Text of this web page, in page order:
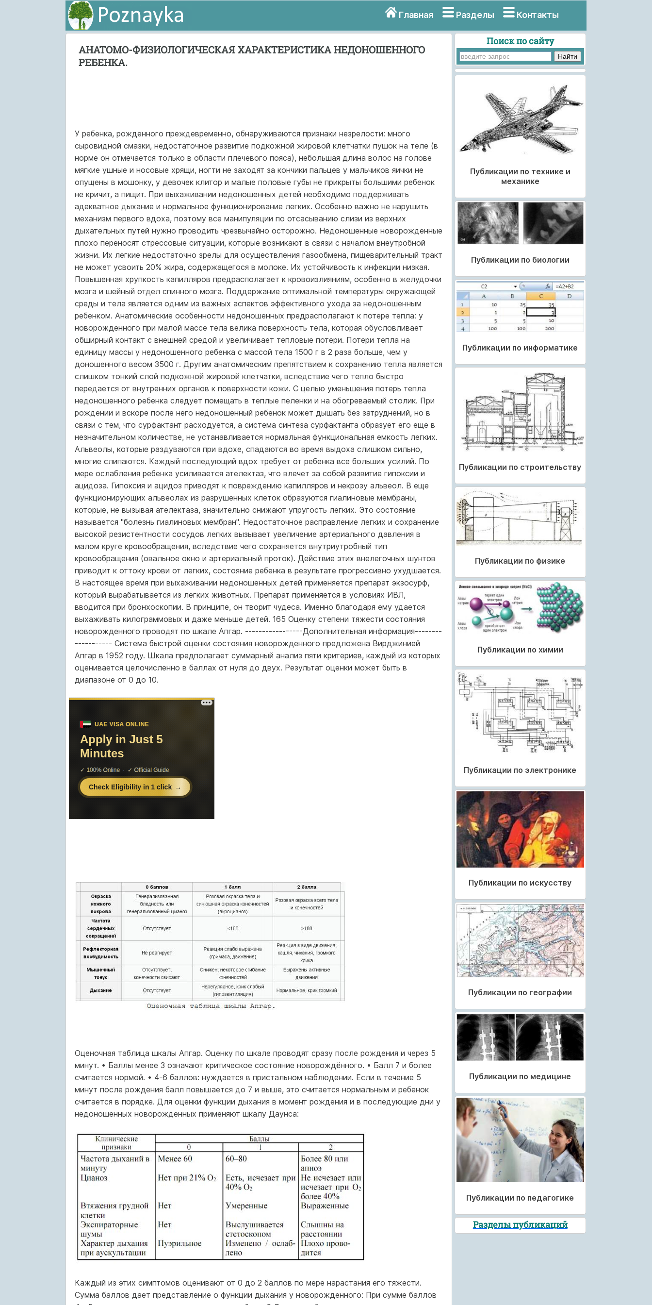
Главная Разделы Контакты
АНАТОМО-ФИЗИОЛОГИЧЕСКАЯ ХАРАКТЕРИСТИКА НЕДОНОШЕННОГО
РЕБЕНКА.
У ребенка, рожденного преждевременно, обнаруживаются признаки незрелости: много
сыровидной смазки, недостаточное развитие подкожной жировой клетчатки пушок на теле (в
норме он отмечается только в области плечевого пояса), небольшая длина волос на голове
мягкие ушные и носовые хрящи, ногти не заходят за кончики пальцев у мальчиков яички не
опущены в мошонку, у девочек клитор и малые половые губы не прикрыты большими ребенок
не кричит, а пищит. При выхаживании недоношенных детей необходимо поддерживать
адекватное дыхание и нормальное функционирование легких. Особенно важно не нарушить
механизм первого вдоха, поэтому все манипуляции по отсасыванию слизи из верхних
дыхательных путей нужно проводить чрезвычайно осторожно. Недоношенные новорожденные
плохо переносят стрессовые ситуации, которые возникают в связи с началом внеутробной
жизни. Их легкие недостаточно зрелы для осуществления газообмена, пищеварительный тракт
не может усвоить 20% жира, содержащегося в молоке. Их устойчивость к инфекции низкая.
Повышенная хрупкость капилляров предрасполагает к кровоизлияниям, особенно в желудочки
мозга и шейный отдел спинного мозга. Поддержание оптимальной температуры окружающей
среды и тела является одним из важных аспектов эффективного ухода за недоношенным
ребенком. Анатомические особенности недоношенных предрасполагают к потере тепла: у
новорожденного при малой массе тела велика поверхность тела, которая обусловливает
обширный контакт с внешней средой и увеличивает тепловые потери. Потери тепла на
единицу массы у недоношенного ребенка с массой тела 1500 г в 2 раза больше, чем у
доношенного весом 3500 г. Другим анатомическим препятствием к сохранению тепла является
слишком тонкий слой подкожной жировой клетчатки, вследствие чего тепло быстро
передается от внутренних органов к поверхности кожи. С целью уменьшения потерь тепла
недоношенного ребенка следует помещать в теплые пеленки и на обогреваемый столик. При
рождении и вскоре после него недоношенный ребенок может дышать без затруднений, но в
связи с тем, что сурфактант расходуется, а система синтеза сурфактанта образует его еще в
незначительном количестве, не устанавливается нормальная функциональная емкость легких.
Альвеолы, которые раздуваются при вдохе, спадаются во время выдоха слишком сильно,
многие слипаются. Каждый последующий вдох требует от ребенка все больших усилий. По
мере ослабления ребенка усиливается ателектаз, что влечет за собой развитие гипоксии и
ацидоза. Гипоксия и ацидоз приводят к повреждению капилляров и некрозу альвеол. В еще
функционирующих альвеолах из разрушенных клеток образуются гиалиновые мембраны,
которые, не вызывая ателектаза, значительно снижают упругость легких. Это состояние
называется "болезнь гиалиновых мембран". Недостаточное расправление легких и сохранение
высокой резистентности сосудов легких вызывает увеличение артериального давления в
малом круге кровообращения, вследствие чего сохраняется внутриутробный тип
кровообращения (овальное окно и артериальный проток). Действие этих внелегочных шунтов
приводит к оттоку крови от легких, состояние ребенка в результате прогрессивно ухудшается.
В настоящее время при выхаживании недоношенных детей применяется препарат экзосурф,
который вырабатывается из легких животных. Препарат применяется в условиях ИВЛ,
вводится при бронхоскопии. В принципе, он творит чудеса. Именно благодаря ему удается
выхаживать килограммовых и даже меньше детей. 165 Оценку степени тяжести состояния
новорожденного проводят по шкале Апгар. -----------------Дополнительная информация--------
----------- Система быстрой оценки состояния новорожденного предложена Вирджинией
Апгар в 1952 году. Шкала предполагает суммарный анализ пяти критериев, каждый из которых
оценивается целочисленно в баллах от нуля до двух. Результат оценки может быть в
диапазоне от 0 до 10.
Оценочная таблица шкалы Апгар. Оценку по шкале проводят сразу после рождения и через 5
минут. • Баллы менее 3 означают критическое состояние новорождённого. • Балл 7 и более
считается нормой. • 4-6 баллов: нуждается в пристальном наблюдении. Если в течение 5
минут после рождения балл повышается до 7 и выше, это считается нормальным и ребенок
считается в порядке. Для оценки функции дыхания в момент рождения и в последующие дни у
недоношенных новорожденных применяют шкалу Даунса:
Каждый из этих симптомов оценивают от 0 до 2 баллов по мере нарастания его тяжести.
Сумма баллов дает представление о функции дыхания у новорожденного: При сумме баллов
Поиск по сайту
Публикации по технике и
механике
Публикации по биологии
Публикации по информатике
Публикации по строительству
Публикации по физике
Публикации по химии
Публикации по электронике
Публикации по искусству
Публикации по географии
Публикации по медицине
Публикации по педагогике
Разделы публикаций